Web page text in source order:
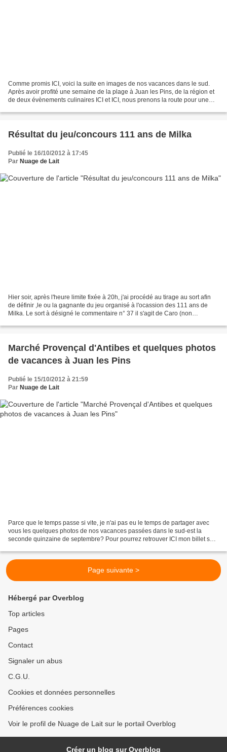
Comme promis ICI, voici la suite en images de nos vacances dans le sud.
Après avoir profité une semaine de la plage à Juan les Pins, de la région et
de deux évènements culinaires ICI et ICI, nous prenons la route pour une
Résultat du jeu/concours 111 ans de Milka
Publié le 16/10/2012 à 17:45
Par Nuage de Lait
Hier soir, après l'heure limite fixée à 20h, j'ai procédé au tirage au sort afin
de définir ,le ou la gagnante du jeu organisé à l'ocassion des 111 ans de
Milka. Le sort à désigné le commentaire n° 37 il s'agit de Caro (non
Marché Provençal d'Antibes et quelques photos
de vacances à Juan les Pins
Publié le 15/10/2012 à 21:59
Par Nuage de Lait
Parce que le temps passe si vite, je n'ai pas eu le temps de partager avec
vous les quelques photos de nos vacances passées dans le sud-est la
seconde quinzaine de septembre? Pour pourrez retrouver ICI mon billet sur
Page suivante >
Hébergé par Overblog
Top articles
Pages
Contact
Signaler un abus
C.G.U.
Cookies et données personnelles
Préférences cookies
Voir le profil de Nuage de Lait sur le portail Overblog
Créer un blog sur Overblog